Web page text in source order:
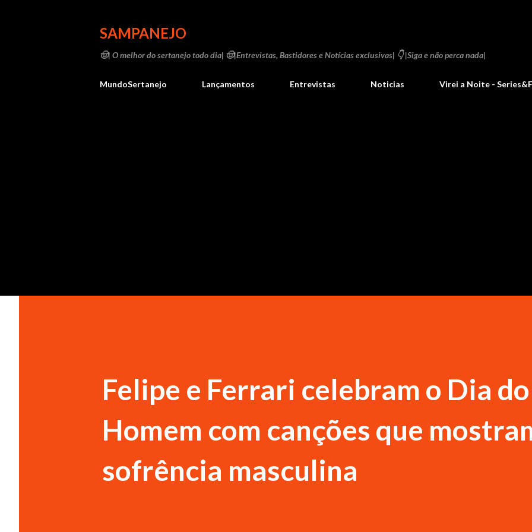
SAMPANEJO
🤠| O melhor do sertanejo todo dia| 🤠|Entrevistas, Bastidores e Notícias exclusivas| 👇 |Siga e não perca nada|
MundoSertanejo Lançamentos Entrevistas Noticias Virei a Noite -
Felipe e Ferrari celebram o Dia do
Homem com canções que
sofrência masculina